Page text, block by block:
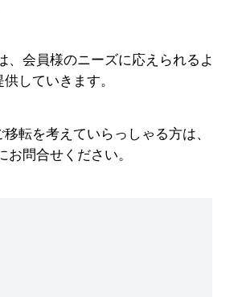
、会員様のニーズに応えられるよ
していきます。
転を考えていらっしゃる方は、
お問合せください。